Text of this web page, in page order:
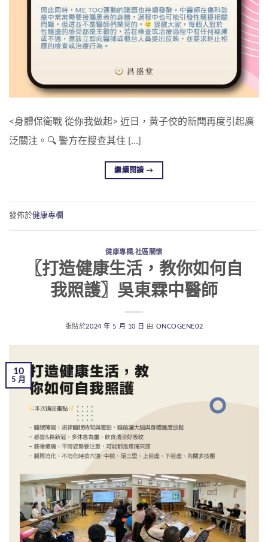
<身體保衛戰 從你我做起> 近日，黃子佼的新聞再度引起廣
泛關注。🔍 警方在搜查其住 […]
繼續閱讀→
發佈於健康專欄
健康專欄,社區關懷
〖打造健康生活，教你如何自
我照護〗吳東霖中醫師
張貼於2024 年 5 月 10 日 由 ONCOGENE02
10
5 月